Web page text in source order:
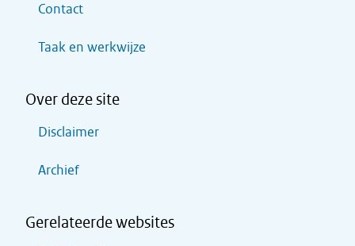
Contact
Taak en werkwijze
Over deze site
Disclaimer
Archief
Gerelateerde websites